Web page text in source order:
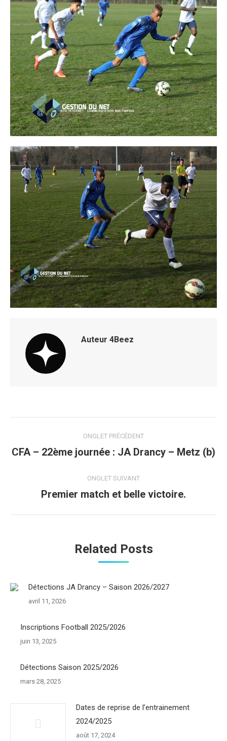
Auteur 4Beez
de
commentaire
ONGLET PRÉCÉDENT
Onglet
CFA – 22ème journée : JA Drancy – Metz (b)
ONGLET SUIVANT
Onglet
Premier match et belle victoire.
Related Posts
Détections JA Drancy – Saison 2026/2027
avril 11, 2026
Inscriptions Football 2025/2026
juin 13, 2025
Détections Saison 2025/2026
mars 28, 2025
Dates de reprise de l’entrainement
2024/2025
août 17, 2024